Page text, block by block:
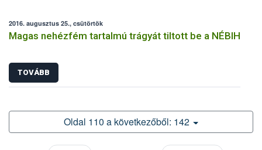
2016. augusztus 25., csütörtök
Magas nehézfém tartalmú trágyát tiltott be a NÉBIH
TOVÁBB
Oldal 110 a következőből: 142